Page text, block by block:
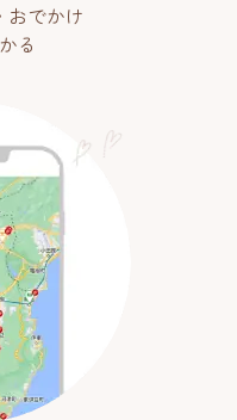
おでかけ
る